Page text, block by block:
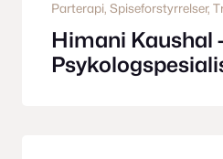
Parterapi, Spiseforstyrrelser,
Himani Kaushal